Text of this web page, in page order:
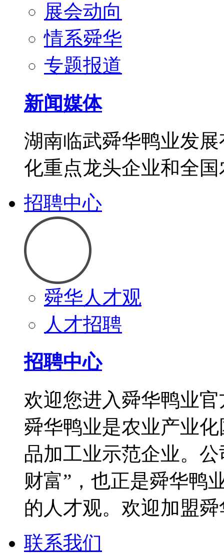
展会动向
情系舜华
专题报道
新闻媒体
湖南临武舜华鸭业发
化重点龙头企业和全
招聘中心
舜华人才观
人才招聘
招聘中心
欢迎您进入舜华鸭业
舜华鸭业是农业产业
品加工业示范企业。
财富”，也正是舜华鸭
的人才观。欢迎加盟
联系我们